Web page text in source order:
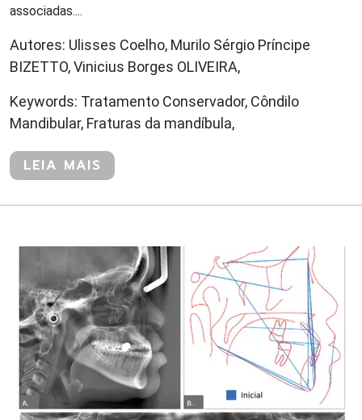
associadas....
Autores: Ulisses Coelho, Murilo Sérgio Príncipe
BIZETTO, Vinicius Borges OLIVEIRA,
Keywords: Tratamento Conservador, Côndilo
Mandibular, Fraturas da mandíbula,
LEIA MAIS